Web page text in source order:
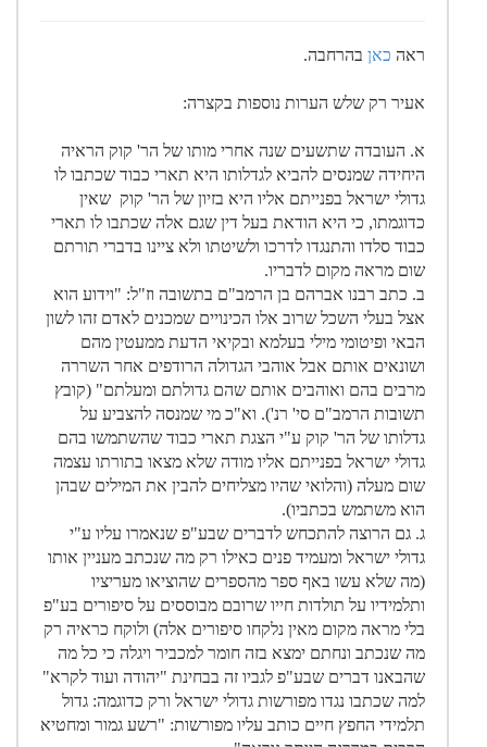
ראה כאן בהרחבה.
אעיר רק שלש הערות נוספות בקצרה:
א. העובדה שתשעים שנה אחרי מותו של הר' קוק הראיה
היחידה שמנסים להביא לגדלותו היא תארי כבוד שכתבו לו
גדולי ישראל בפנייתם אליו היא בזיון של הר' קוק שאין
כדוגמתו, כי היא הודאת בעל דין שגם אלה שכתבו לו תארי
כבוד סלדו והתנגדו לדרכו ולשיטתו ולא ציינו בדברי תורתם
שום מראה מקום לדבריו.
ב. כתב רבנו אברהם בן הרמב"ם בתשובה וז"ל: "וידוע הוא
אצל בעלי השכל שרוב אלו הכינויים שמכנים לאדם זהו לשון
הבאי ופיטומי מילי בעלמא ובקיאי הדעת ממעטין מהם
ושונאים אותם אבל אוהבי הגדולה הרודפים אחר השררה
מרבים בהם ואוהבים אותם שהם גדולתם ומעלתם" (קובץ
תשובות הרמב"ם סי' רנ'). וא"כ מי שמנסה להצביע על
גדלותו של הר' קוק ע"י הצגת תארי כבוד שהשתמשו בהם
גדולי ישראל בפנייתם אליו מודה שלא מצאו בתורתו עצמה
שום מעלה (והלואי שהיו מצליחים להבין את המילים שבהן
הוא משתמש בכתביו).
ג. גם הרוצה להתכחש לדברים שבע"פ שנאמרו עליו ע"י
גדולי ישראל ומעמיד פנים כאילו רק מה שנכתב מעניין אותו
(מה שלא עשו באף ספר מהספרים שהוציאו מעריציו
ותלמידיו על תולדות חייו שרובם מבוססים על סיפורים בע"פ
בלי מראה מקום מאין נלקחו סיפורים אלה) ולוקח כראיה רק
מה שנכתב ונחתם ימצא בזה חומר למכביר ויגלה כי כל מה
שהבאנו דברים שבע"פ לגביו זה בבחינת "יהודה ועוד לקרא"
למה שכתבו נגדו מפורשות גדולי ישראל ורק כדוגמה: גדול
תלמידי החפץ חיים כותב עליו מפורשות: "רשע גמור ומחטיא